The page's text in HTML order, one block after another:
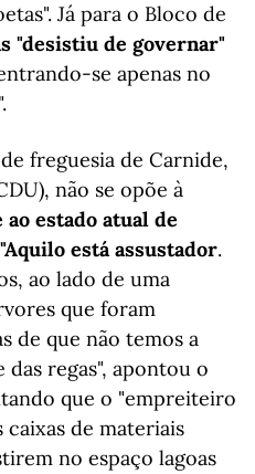
Já para o Bloco de
"desistiu de governar"
se apenas no
freguesia de Carnide,
não se opõe à
ao estado atual de
está assustador.
ao lado de uma
que foram
de que não temos a
regas", apontou o
que o "empreiteiro
de materiais
no espaço lagoas